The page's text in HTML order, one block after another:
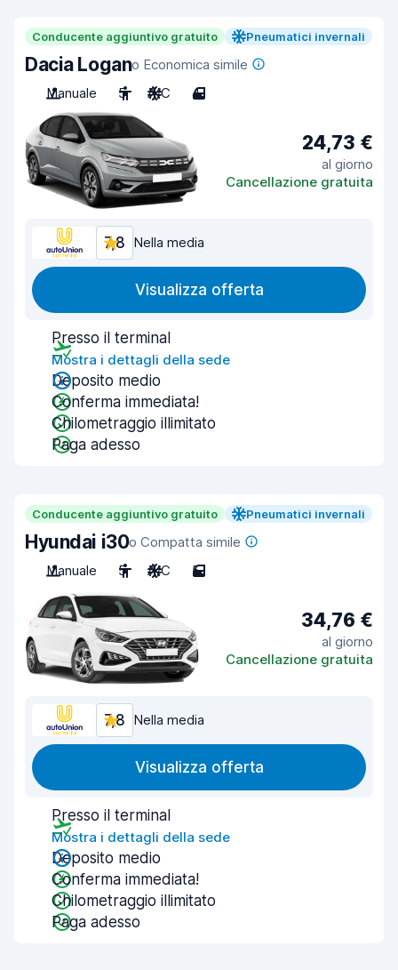
Conducente aggiuntivo gratuito Pneumatici invernali
Dacia Logano Economica simile
Manuale
5 A/C 4
24,73 €
al giorno
Cancellazione gratuita
7,8 Nella media
Visualizza offerta
Presso il terminal
Mostra i dettagli della sede
Deposito medio
Conferma immediata!
Chilometraggio illimitato
Paga adesso
Conducente aggiuntivo gratuito Pneumatici invernali
Hyundai i30o Compatta simile
Manuale
5 A/C 5
34,76 €
al giorno
Cancellazione gratuita
7,8 Nella media
Visualizza offerta
Presso il terminal
Mostra i dettagli della sede
Deposito medio
Conferma immediata!
Chilometraggio illimitato
Paga adesso